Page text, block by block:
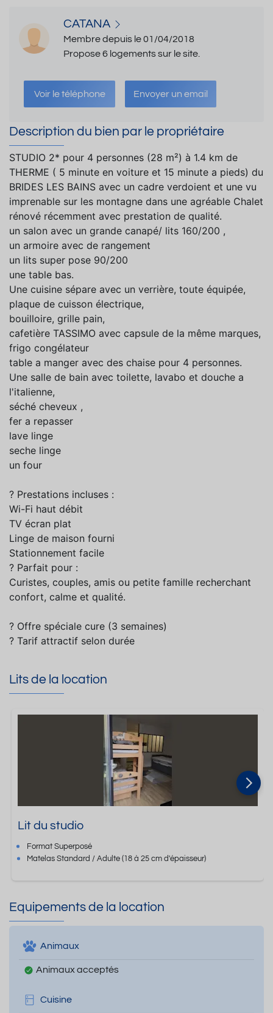
CATANA
Membre depuis le 01/04/2018
Propose 6 logements sur le site.
Voir le téléphone Envoyer un email
Description du bien par le propriétaire
STUDIO 2* pour 4 personnes (28 m²) à 1.4 km de
THERME ( 5 minute en voiture et 15 minute a pieds) du
BRIDES LES BAINS avec un cadre verdoient et une vu
imprenable sur les montagne dans une agréable Chalet
rénové récemment avec prestation de qualité.
un salon avec un grande canapé/ lits 160/200 ,
un armoire avec de rangement
un lits super pose 90/200
une table bas.
Une cuisine sépare avec un verrière, toute équipée,
plaque de cuisson électrique,
bouilloire, grille pain,
cafetière TASSIMO avec capsule de la même marques,
frigo congélateur
table a manger avec des chaise pour 4 personnes.
Une salle de bain avec toilette, lavabo et douche a
l'italienne,
séché cheveux ,
fer a repasser
lave linge
seche linge
un four
? Prestations incluses :
Wi-Fi haut débit
TV écran plat
Linge de maison fourni
Stationnement facile
? Parfait pour :
Curistes, couples, amis ou petite famille recherchant
confort, calme et qualité.
? Offre spéciale cure (3 semaines)
? Tarif attractif selon durée
Lits de la location
Lit du studio
FormatSuperposé
Matelas Standard / Adulte(18 à 25 cm d'épaisseur)
Equipements de la location
Animaux
Animaux acceptés
Cuisine